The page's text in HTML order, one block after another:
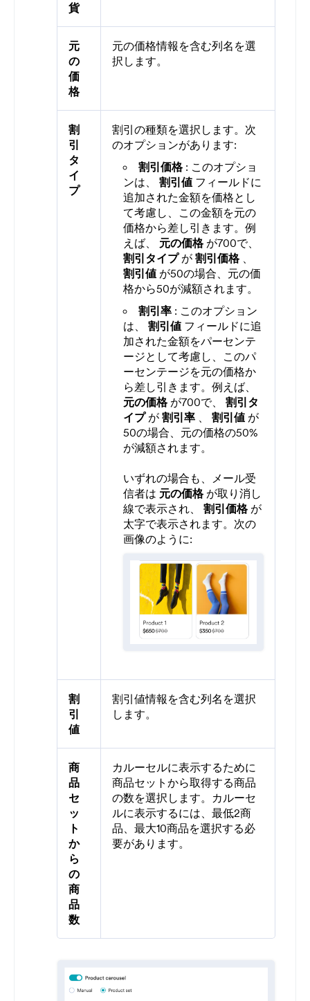
貨
元
の
価
格
元の価格情報を含む列名を選
択します。
割
引
タ
イ
プ
割引の種類を選択します。次
のオプションがあります:
割引価格 : このオプショ
ンは、 割引値 フィールドに
追加された金額を価格とし
て考慮し、この金額を元の
価格から差し引きます。例
えば、 元の価格 が700で、
割引タイプ が 割引価格 、
割引値 が50の場合、元の価
格から50が減額されます。
割引率 : このオプション
は、 割引値 フィールドに追
加された金額をパーセンテ
ージとして考慮し、このパ
ーセンテージを元の価格か
ら差し引きます。例えば、
元の価格 が700で、 割引タ
イプ が 割引率 、 割引値 が
50の場合、元の価格の50%
が減額されます。
いずれの場合も、メール受
信者は 元の価格 が取り消し
線で表示され、 割引価格 が
太字で表示されます。次の
画像のように:
割
引
値
割引値情報を含む列名を選択
します。
商
品
セ
ッ
ト
か
ら
の
商
品
数
カルーセルに表示するために
商品セットから取得する商品
の数を選択します。カルーセ
ルに表示するには、最低2商
品、最大10商品を選択する必
要があります。